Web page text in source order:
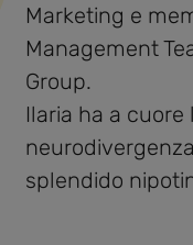
Marketing e
Management
Group.
Ilaria ha a
splendido